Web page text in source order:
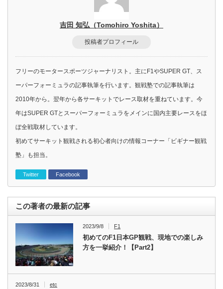
吉田 知弘（Tomohiro Yoshita）
投稿者プロフィール
フリーのモータースポーツジャーナリスト。主にF1やSUPER GT、ス
ーパーフォーミュラの記事執筆を行います。観戦塾での記事執筆は
2010年から。翌年から各サーキットでレース取材を重ねています。今
年はSUPER GTとスーパーフォーミュラをメインに国内主要レースをほ
ぼ全戦取材しています。
初めてサーキット観戦される初心者向けの情報コーナー「ビギナー観戦
塾」も担当。
Twitter Facebook
この著者の最新の記事
2023/9/8 F1
初めてのF1日本GP観戦、現地での楽しみ
方を一挙紹介！【Part2】
2023/8/31 etc